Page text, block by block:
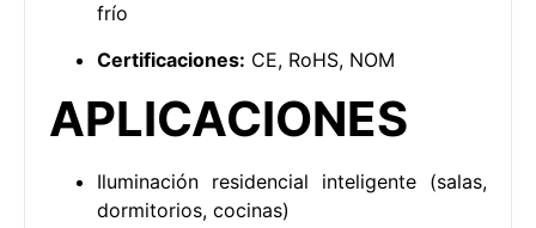
frío
Certificaciones: CE, RoHS, NOM
APLICACIONES
Iluminación residencial inteligente (salas,
dormitorios, cocinas)